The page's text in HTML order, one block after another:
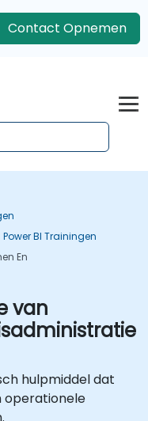
Contact Opnemen
Power BI Trainingen
En
van
hulpmiddel dat
operationele